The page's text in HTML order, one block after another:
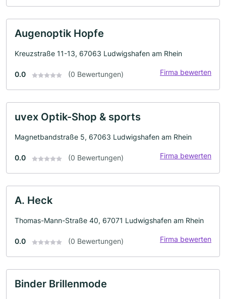
Augenoptik Hopfe
Kreuzstraße 11-13, 67063 Ludwigshafen am Rhein
0.0 (0 Bewertungen) Firma bewerten
uvex Optik-Shop & sports
Magnetbandstraße 5, 67063 Ludwigshafen am Rhein
0.0 (0 Bewertungen) Firma bewerten
A. Heck
Thomas-Mann-Straße 40, 67071 Ludwigshafen am Rhein
0.0 (0 Bewertungen) Firma bewerten
Binder Brillenmode